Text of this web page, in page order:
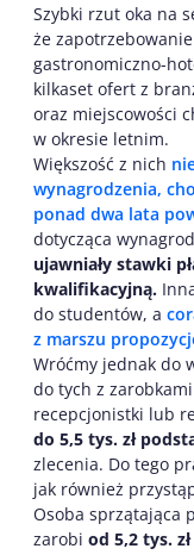
Szybki rzut oka na
że
gastronomiczno-
kilkaset ofert z
oraz miejscowości
w okresie letnim.
Większość z nich
wynagrodzenia,
ponad dwa lata
dotycząca
ujawniały stawki
kwalifikacyjną.
do studentów, a
z marszu
Wróćmy jednak do
do tych z
recepcjonistki lub
do 5,5 tys. zł
zlecenia. Do tego
jak również
Osoba sprzątająca
zarobi od 5,2 tys.